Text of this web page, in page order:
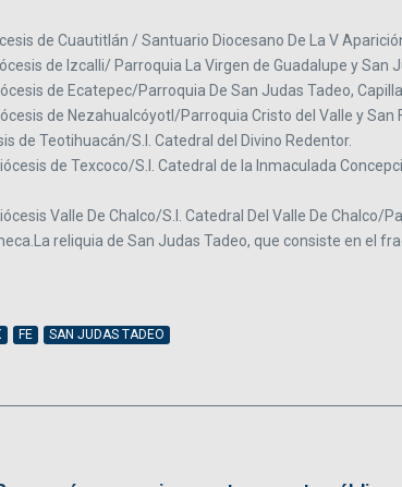
de Cuautitlán / Santuario Diocesano De La V
de Izcalli/ Parroquia La Virgen de Guadalupe y San
de Ecatepec/Parroquia De San Judas Tadeo,
de Nezahualcóyotl/Parroquia Cristo del Valle y
de Teotihuacán/S.I. Catedral del Divino Redentor.
de Texcoco/S.I. Catedral de la Inmaculada
Valle De Chalco/S.I. Catedral Del Valle De
reliquia de San Judas Tadeo, que consiste en el
FE SAN JUDAS TADEO